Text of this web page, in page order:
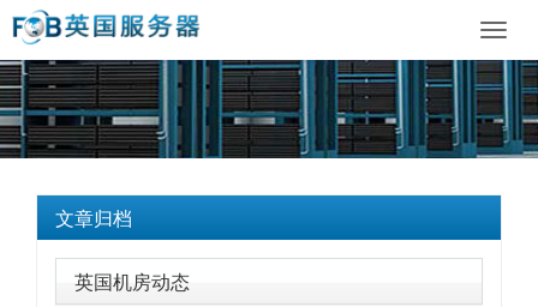
文章归档
英国机房动态